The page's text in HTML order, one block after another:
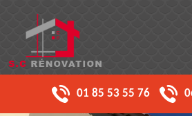
01 85 53 55 76